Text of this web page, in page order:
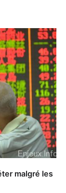
malgré les